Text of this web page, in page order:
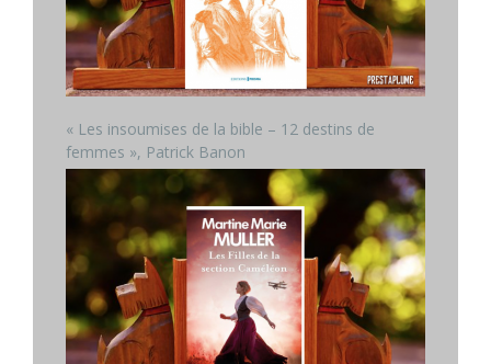
« Les insoumises de la bible – 12 destins de
femmes », Patrick Banon